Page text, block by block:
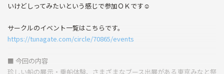
いけどしってみたいという感じで参加ＯＫです☺
サークルのイベント一覧はこちらです。
https://tunagate.com/circle/70865/events
■ 今回の内容
珍しい船の展示・乗船体験、さまざまなブース出展がある東京みなと祭